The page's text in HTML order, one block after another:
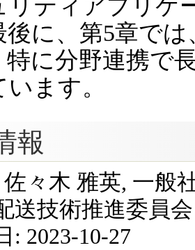
リティアプリケ
後に、第5章で
特に分野連携で
ます。
報
々木 雅英, 一般
送技術推進委員会
: 2023-10-27